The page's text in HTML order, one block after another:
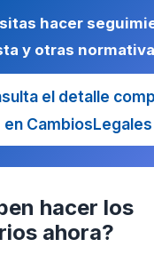
hacer
y otras
el detalle
en CambiosLegales
hacer los
ahora?